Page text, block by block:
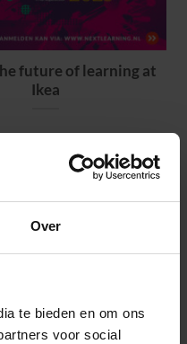
Over
te bieden en om ons
voor social
future of learning at
Ikea